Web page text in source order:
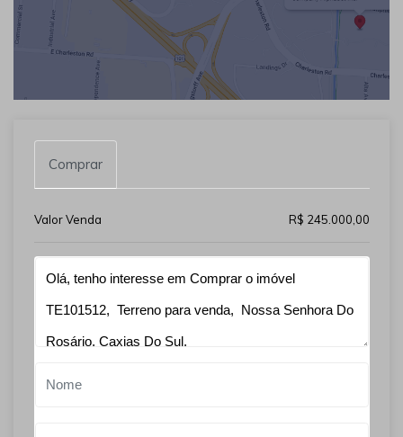
Comprar
Valor Venda R$ 245.000,00